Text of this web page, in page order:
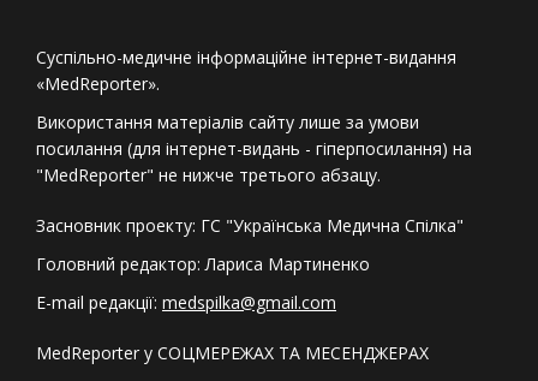
Суспільно-медичне інформаційне інтернет-видання
«MedReporter».
Використання матеріалів сайту лише за умови
посилання (для інтернет-видань - гіперпосилання) на
"MedReporter" не нижче третього абзацу.
Засновник проекту: ГС "Українська Медична Спілка"
Головний редактор: Лариса Мартиненко
E-mail редакції: medspilka@gmail.com
MedReporter у СОЦМЕРЕЖАХ ТА МЕСЕНДЖЕРАХ